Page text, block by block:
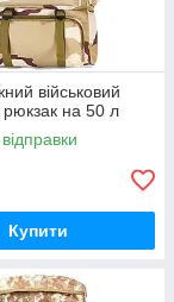
військовий
рюкзак на 50 л
Купити